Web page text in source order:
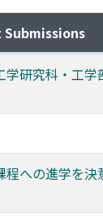
Submissions
学研究科・工学
程への進学を決